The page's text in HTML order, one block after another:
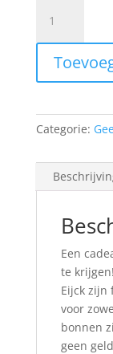
Meneer
van
Eijck
aantal
Categorie:
Een
te
Eijck zijn
voor
bonnen
geen